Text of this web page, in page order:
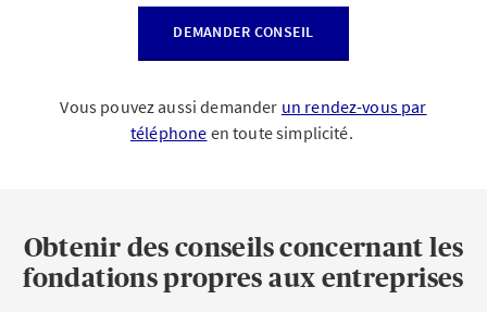
DEMANDER CONSEIL
Vous pouvez aussi demander un rendez-vous par
téléphone en toute simplicité.
Obtenir des conseils concernant les
fondations propres aux entreprises